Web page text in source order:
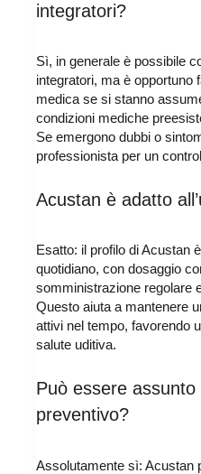
integratori?
Sì, in generale è possibile
integratori, ma è opportuno
medica se si stanno
condizioni mediche
Se emergono dubbi o
professionista per un
Acustan è adatto
Esatto: il profilo di Acustan
quotidiano, con dosaggio
somministrazione regolare
Questo aiuta a mantenere
attivi nel tempo, favorendo
salute uditiva.
Può essere
preventivo?
Assolutamente sì: Acustan